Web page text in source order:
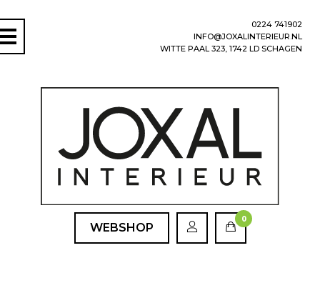
0224 741902
INFO@JOXALINTERIEUR.NL
WITTE PAAL 323, 1742 LD SCHAGEN
WEBSHOP
0